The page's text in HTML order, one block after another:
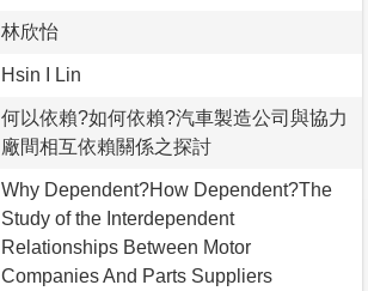
林欣怡
Hsin I Lin
何以依賴?如何依賴?汽車製造公司與協力
廠間相互依賴關係之探討
Why Dependent?How Dependent?The
Study of the Interdependent
Relationships Between Motor
Companies And Parts Suppliers